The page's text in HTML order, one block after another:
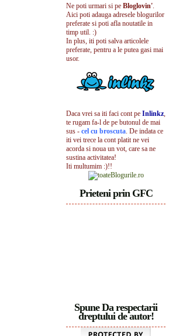
Ne poti urmari si pe Bloglovin'.
Aici poti adauga adresele blogurilor
preferate si poti afla noutatile in
timp util. :)
In plus, iti poti salva articolele
preferate, pentru a le putea gasi mai
usor.
Daca vrei sa iti faci cont pe Inlinkz,
te rugam fa-l de pe butonul de mai
sus - cel cu broscuta. De indata ce
iti vei trece la cont platit ne vei
acorda si noua un vot, care sa ne
sustina activitatea!
Iti multumim :)!!
Prieteni prin GFC
Spune Da respectarii
dreptului de autor!